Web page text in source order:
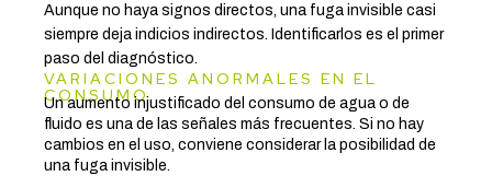
Aunque no haya signos directos, una fuga invisible casi
siempre deja indicios indirectos. Identificarlos es el primer
paso del diagnóstico.
VARIACIONES ANORMALES EN EL
CONSUMO
Un aumento injustificado del consumo de agua o de
fluido es una de las señales más frecuentes. Si no hay
cambios en el uso, conviene considerar la posibilidad de
una fuga invisible.